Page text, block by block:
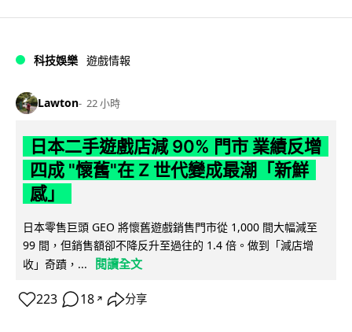
科技娛樂 遊戲情報
Lawton 22 小時
日本二手遊戲店減 90% 門市 業績反增
四成 "懷舊"在 Z 世代變成最潮「新鮮
感」
日本零售巨頭 GEO 將懷舊遊戲銷售門市從 1,000 間大幅減至
99 間，但銷售額卻不降反升至過往的 1.4 倍。做到「減店增
收」奇蹟，...
閱讀全文
223 18 ↗ 分享